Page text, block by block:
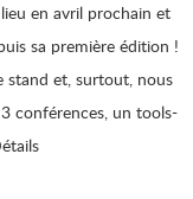
en avril prochain et
sa première édition !
stand et, surtout, nous
conférences, un tools-